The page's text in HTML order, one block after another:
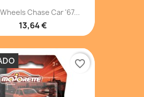
Chase Car '67...
13,64 €
favorite_border